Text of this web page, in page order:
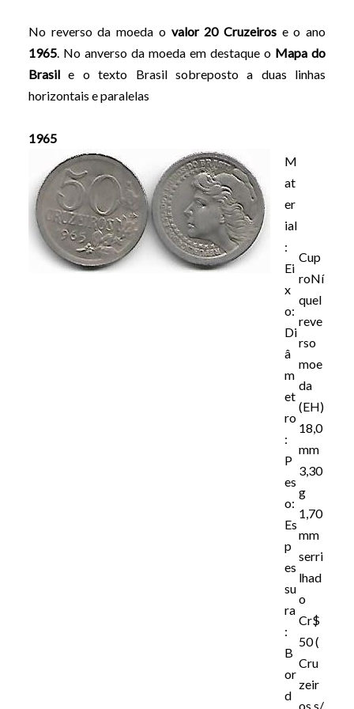
No reverso da moeda o valor 20 Cruzeirose o ano
1965. No anverso da moeda em destaque o Mapa do
Brasil e o texto Brasil sobreposto a duas linhas
horizontais e paralelas
1965
M
at
er
ial
:
Ei
x
o:
Di
â
m
et
ro
:
P
es
o:
Es
p
es
su
ra
:
B
or
d
Cup
roNí
quel
reve
rso
moe
da
(EH)
18,0
mm
3,30
g
1,70
mm
serri
lhad
o
Cr$
50 (
Cru
zeir
os s/